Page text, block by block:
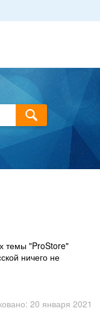
темы "ProStore"
ничего не
20 января 2021